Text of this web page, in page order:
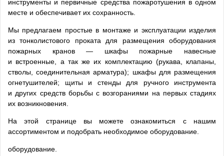
инструменты и первичные средства пожаротушения в одном
месте и обеспечивает их сохранность.
Мы предлагаем простые в монтаже и эксплуатации изделия
из тонколистового проката для размещения оборудования
пожарных кранов — шкафы пожарные навесные
и встроенные, а так же их комплектацию (рукава, клапаны,
стволы, соединительная арматура); шкафы для размещения
огнетушителей; щиты и стенды для ручного инструмента
и других средств борьбы с возгораниями на первых стадиях
их возникновения.
На этой странице вы можете ознакомиться с нашим
ассортиментом и подобрать необходимое оборудование.
оборудование.